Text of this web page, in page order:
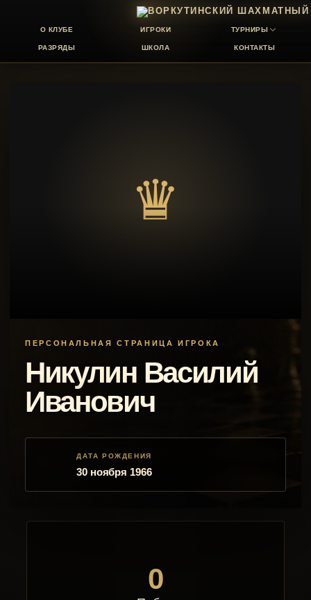
О КЛУБЕ ИГРОКИ ТУРНИРЫ
РАЗРЯДЫ ШКОЛА КОНТАКТЫ
♛
ПЕРСОНАЛЬНАЯ СТРАНИЦА ИГРОКА
Никулин Василий
Иванович
ДАТА РОЖДЕНИЯ
30 ноября 1966
0